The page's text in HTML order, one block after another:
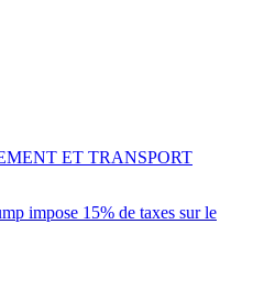
impose 15% de taxes sur le
ET TRANSPORT